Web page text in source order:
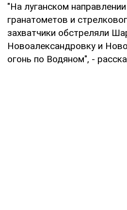
"На луганском
гранатометов и
захватчики обстреляли
Новоалександровку и
огонь по Водяном", -